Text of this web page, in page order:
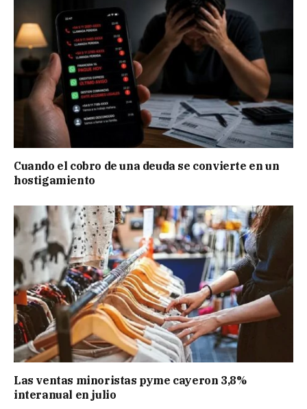
Cuando el cobro de una deuda se convierte en un
hostigamiento
Las ventas minoristas pyme cayeron 3,8%
interanual en julio